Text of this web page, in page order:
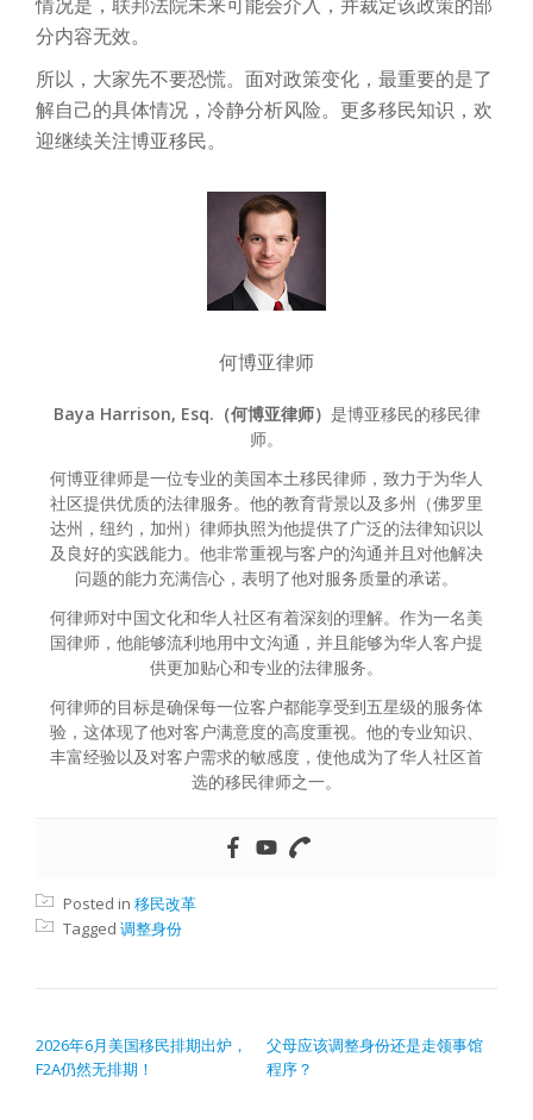
分内容无效。
所以，大家先不要恐慌。面对政策变化，最重要的是了
解自己的具体情况，冷静分析风险。更多移民知识，欢
迎继续关注博亚移民。
何博亚律师
Baya Harrison, Esq.（何博亚律师） 是博亚移民的移民律
师。
何博亚律师是一位专业的美国本土移民律师，致力于为华人
社区提供优质的法律服务。他的教育背景以及多州（佛罗里
达州，纽约，加州）律师执照为他提供了广泛的法律知识以
及良好的实践能力。他非常重视与客户的沟通并且对他解决
问题的能力充满信心，表明了他对服务质量的承诺。
何律师对中国文化和华人社区有着深刻的理解。作为一名美
国律师，他能够流利地用中文沟通，并且能够为华人客户提
供更加贴心和专业的法律服务。
何律师的目标是确保每一位客户都能享受到五星级的服务体
验，这体现了他对客户满意度的高度重视。他的专业知识、
丰富经验以及对客户需求的敏感度，使他成为了华人社区首
选的移民律师之一。
Posted in 移民改革
Tagged 调整身份
2026年6月美国移民排期出炉，
F2A仍然无排期！
父母应该调整身份还是走领事馆
程序？